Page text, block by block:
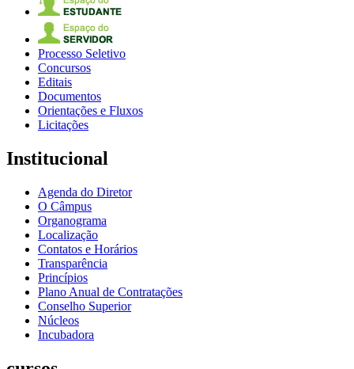
Processo Seletivo
Concursos
Editais
Documentos
Orientações e Fluxos
Licitações
Institucional
Agenda do Diretor
O Câmpus
Organograma
Localização
Contatos e Horários
Transparência
Princípios
Plano Anual de Contratações
Conselho Superior
Núcleos
Incubadora